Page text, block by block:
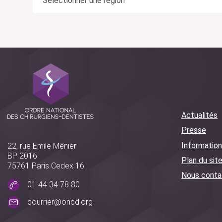
22, rue Emile Ménier
BP 2016
75761 Paris Cedex 16
01 44 34 78 80
courrier@oncd.org
Actualités
Presse
Plan du site
Nous